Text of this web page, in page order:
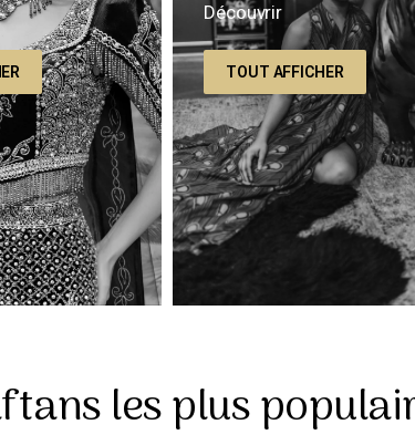
Découvrir
TOUT AFFICHER
les plus